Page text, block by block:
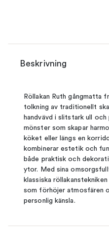
Beskrivning
Röllakan Ruth gångmatta
tolkning av traditionellt
handvävd i slitstark ull
mönster som skapar
köket eller längs en
kombinerar estetik och
både praktisk och
ytor. Med sina
klassiska
som förhöjer atmosfären
personlig känsla.